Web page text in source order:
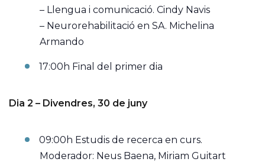
– Llengua i comunicació. Cindy Navis
– Neurorehabilitació en SA. Michelina
Armando
17:00h Final del primer dia
Dia 2 – Divendres, 30 de juny
09:00h Estudis de recerca en curs.
Moderador: Neus Baena, Miriam Guitart